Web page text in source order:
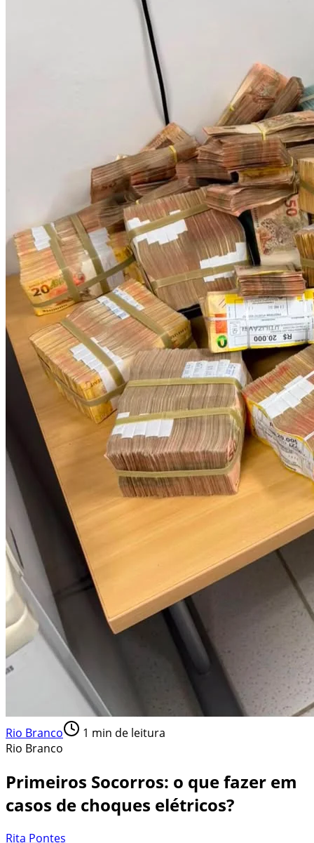
Rio Branco 1 min de leitura
Rio Branco
Primeiros Socorros: o que fazer em
casos de choques elétricos?
Rita Pontes